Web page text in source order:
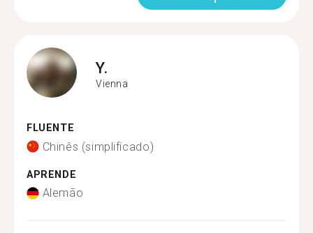
Y.
Vienna
FLUENTE
Chinês (simplificado)
APRENDE
Alemão